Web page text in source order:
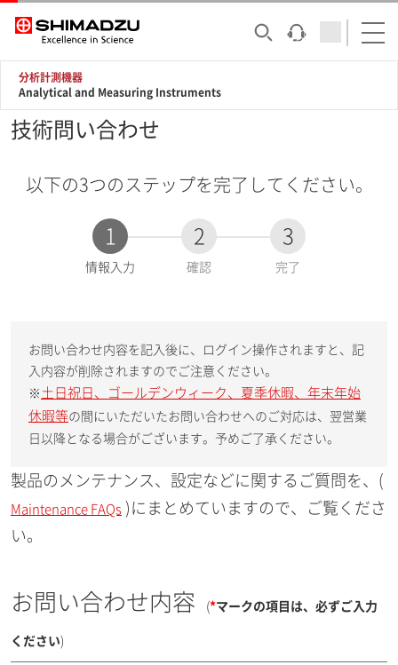
分析計測機器
Analytical and Measuring Instruments
技術問い合わせ
以下の3つのステップを完了してください。
1
現
情報入力
2
確認
3
完了
お問い合わせ内容を記入後に、ログイン操作されますと、記
入内容が削除されますのでご注意ください。
※ 土日祝日、ゴールデンウィーク、夏季休暇、年末年始
休暇等の間にいただいたお問い合わせへのご対応は、翌営業
日以降となる場合がございます。予めご了承ください。
製品のメンテナンス、設定などに関するご質問を、(
Maintenance FAQs )にまとめていますので、ご覧くださ
い。
お問い合わせ内容 (*マークの項目は、必ずご入力
ください)